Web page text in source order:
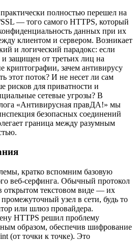
полностью перешел на
— того самого HTTPS, который
данных при их
клиентом и сервером. Возникает
и логический парадокс: если
защищен от третьих лиц на
криптографии, зачем антивирусу
этот поток? И не несет ли сам
рисков для приватности и
сетевые угрозы? В
«Антивирусная правДА!» мы
безопасных соединений
граница между разумным
кратко вспомним базовую
веб-серфинга. Обычный протокол
открытом текстовом виде — их
узел в сети, будь то
или шлюз провайдера.
HTTPS решил проблему
образом, обеспечив шифрование
(от точки к точке). Это